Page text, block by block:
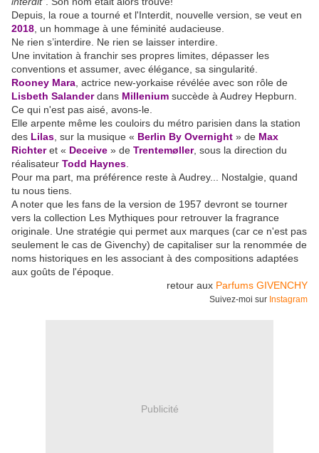
Depuis, la roue a tourné et l'Interdit, nouvelle version, se veut en
2018 , un hommage à une féminité audacieuse.
Ne rien s’interdire. Ne rien se laisser interdire.
Une invitation à franchir ses propres limites, dépasser les
conventions et assumer, avec élégance, sa singularité.
Rooney Mara , actrice new-yorkaise révélée avec son rôle de
Lisbeth Salander dans Millenium succède à Audrey Hepburn.
Ce qui n'est pas aisé, avons-le.
Elle arpente même les couloirs du métro parisien dans la station
des Lilas , sur la musique « Berlin By Overnight » de Max
Richteret « Deceive » de Trentemøller, sous la direction du
réalisateur Todd Haynes
Pour ma part, ma préférence reste à Audrey... Nostalgie, quand
tu nous tiens.
A noter que les fans de la version de 1957 devront se tourner
vers la collection Les Mythiques pour retrouver la fragrance
originale. Une stratégie qui permet aux marques (car ce n'est pas
seulement le cas de Givenchy) de capitaliser sur la renommée de
noms historiques en les associant à des compositions adaptées
aux goûts de l'époque.
retour aux Parfums GIVENCHY
Suivez-moi sur Instagram
Publicité